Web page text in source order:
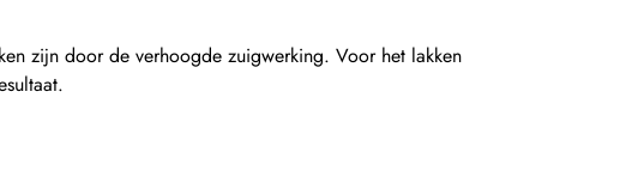
zijn door de verhoogde zuigwerking. Voor het lakken